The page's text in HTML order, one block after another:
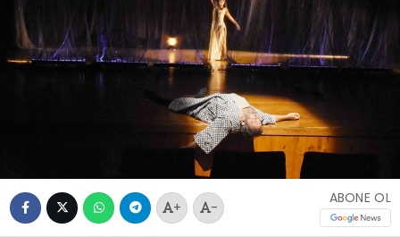
+ -
ABONE OL